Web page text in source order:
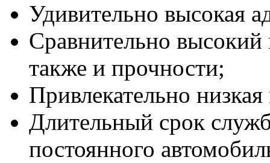
Удивительно высокая
Сравнительно
также и прочности;
Привлекательно
Длительный срок
постоянного